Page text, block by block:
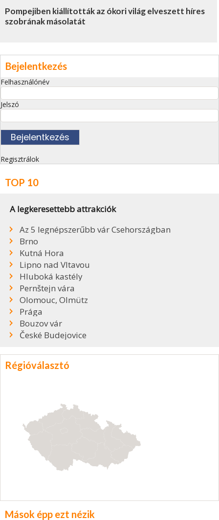
Pompejiben kiállították az ókori világ elveszett híres
szobrának másolatát
Bejelentkezés
Felhasználónév
Jelszó
Regisztrálok
TOP 10
A legkeresettebb attrakciók
Az 5 legnépszerűbb vár Csehországban
Brno
Kutná Hora
Lipno nad Vltavou
Hluboká kastély
Pernštejn vára
Olomouc, Olmütz
Prága
Bouzov vár
České Budejovice
Régióválasztó
Mások épp ezt nézik